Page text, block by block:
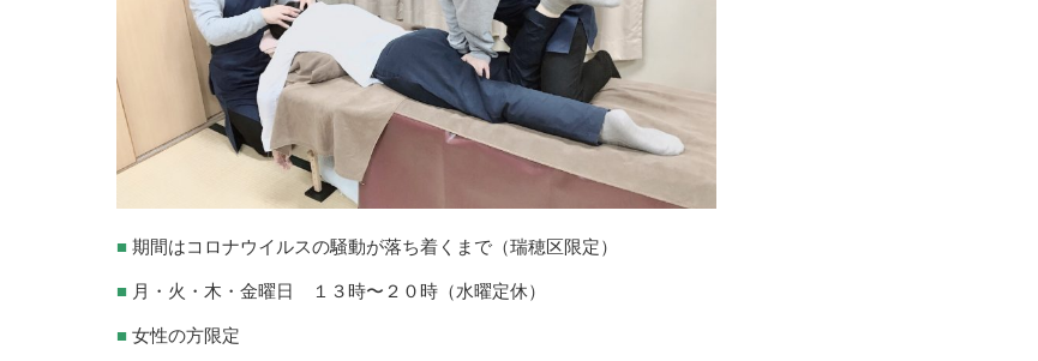
■ 期間はコロナウイルスの騒動が落ち着くまで（瑞穂区限定）
■ 月・火・木・金曜日 １３時〜２０時（水曜定休）
■ 女性の方限定